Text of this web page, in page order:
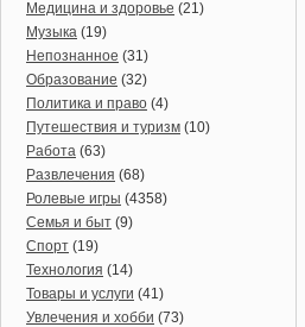
Медицина и здоровье (21)
Музыка (19)
Непознанное (31)
Образование (32)
Политика и право (4)
Путешествия и туризм (10)
Работа (63)
Развлечения (68)
Ролевые игры (4358)
Семья и быт (9)
Спорт (19)
Технология (14)
Товары и услуги (41)
Увлечения и хобби (73)